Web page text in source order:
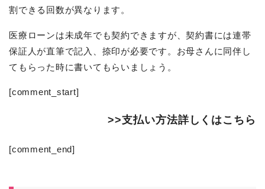
割できる回数が異なります。
医療ローンは未成年でも契約できますが、契約書には連帯
保証人が直筆で記入、捺印が必要です。お母さんに同伴し
てもらった時に書いてもらいましょう。
[comment_start]
>>支払い方法詳しくはこちら
[comment_end]